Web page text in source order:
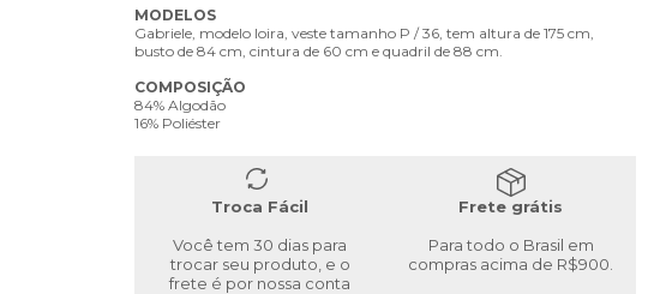
MODELOS
Gabriele, modelo loira, veste tamanho P / 36, tem altura de 175 cm,
busto de 84 cm, cintura de 60 cm e quadril de 88 cm.
COMPOSIÇÃO
84% Algodão
16% Poliéster
Troca Fácil
Você tem 30 dias para
trocar seu produto, e o
frete é por nossa conta
Frete grátis
Para todo o Brasil em
compras acima de R$900.